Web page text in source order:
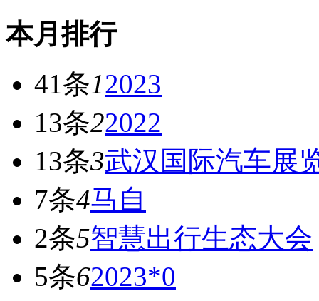
本月排行
41条12023
13条22022
13条3武汉国际汽车展
7条4马自
2条5智慧出行生态大会
5条62023*0